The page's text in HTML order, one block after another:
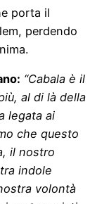
porta il
perdendo
“Cabala è il
al di là della
legata ai
che questo
il nostro
indole
volontà